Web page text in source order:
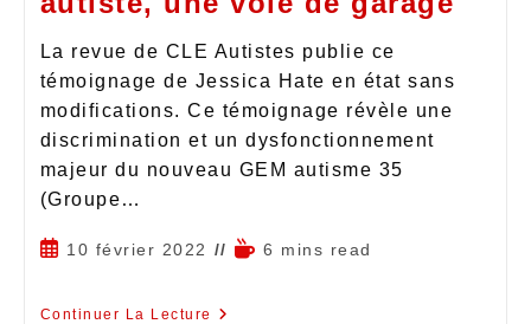
La revue de CLE Autistes publie ce
témoignage de Jessica Hate en état sans
modifications. Ce témoignage révèle une
discrimination et un dysfonctionnement
majeur du nouveau GEM autisme 35
(Groupe…
10 février 2022 6 mins read
Continuer La Lecture